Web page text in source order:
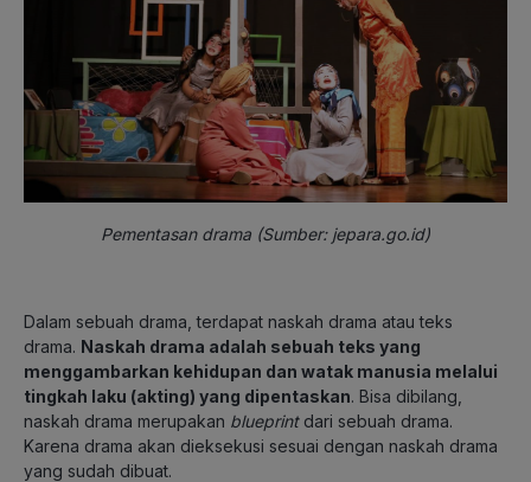
Pementasan drama (Sumber: jepara.go.id)
Dalam sebuah drama, terdapat naskah drama atau teks
drama. Naskah drama adalah sebuah teks yang
menggambarkan kehidupan dan watak manusia melalui
tingkah laku (akting) yang dipentaskan. Bisa dibilang,
naskah drama merupakan blueprint dari sebuah drama.
Karena drama akan dieksekusi sesuai dengan naskah drama
yang sudah dibuat.